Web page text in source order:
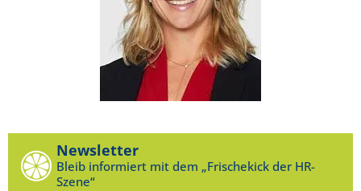
Newsletter
Bleib informiert mit dem „Frischekick der HR-
Szene“